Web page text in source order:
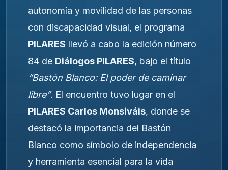
autonomía y movilidad de las personas
con discapacidad visual, el programa
PILARES llevó a cabo la edición número
84 de Diálogos PILARES, bajo el título
“Bastón Blanco: El poder de caminar
libre”. El encuentro tuvo lugar en el
PILARES Carlos Monsiváis, donde se
destacó la importancia del Bastón
Blanco como símbolo de independencia
y herramienta esencial para la vida